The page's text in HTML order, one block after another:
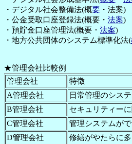
・デジタル社会整備法(概要 ・法案)
・公金受取口座登録法(概要・ 法案)
・預貯金口座管理法(概要・ 法案)
・地方公共団体のシステム標準化法(
★管理会社比較例
管理会社
特徴
A管理会社
日常管理のシス
B管理会社
セキュリティー
C管理会社
管理システムが
D管理会社
修繕がやたらに多